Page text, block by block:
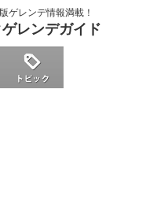
ゲレンデ情報満載！
レンデガイド